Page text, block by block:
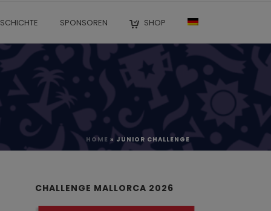
SPONSOREN SHOP
HOME » JUNIOR CHALLENGE
CHALLENGE MALLORCA 2026